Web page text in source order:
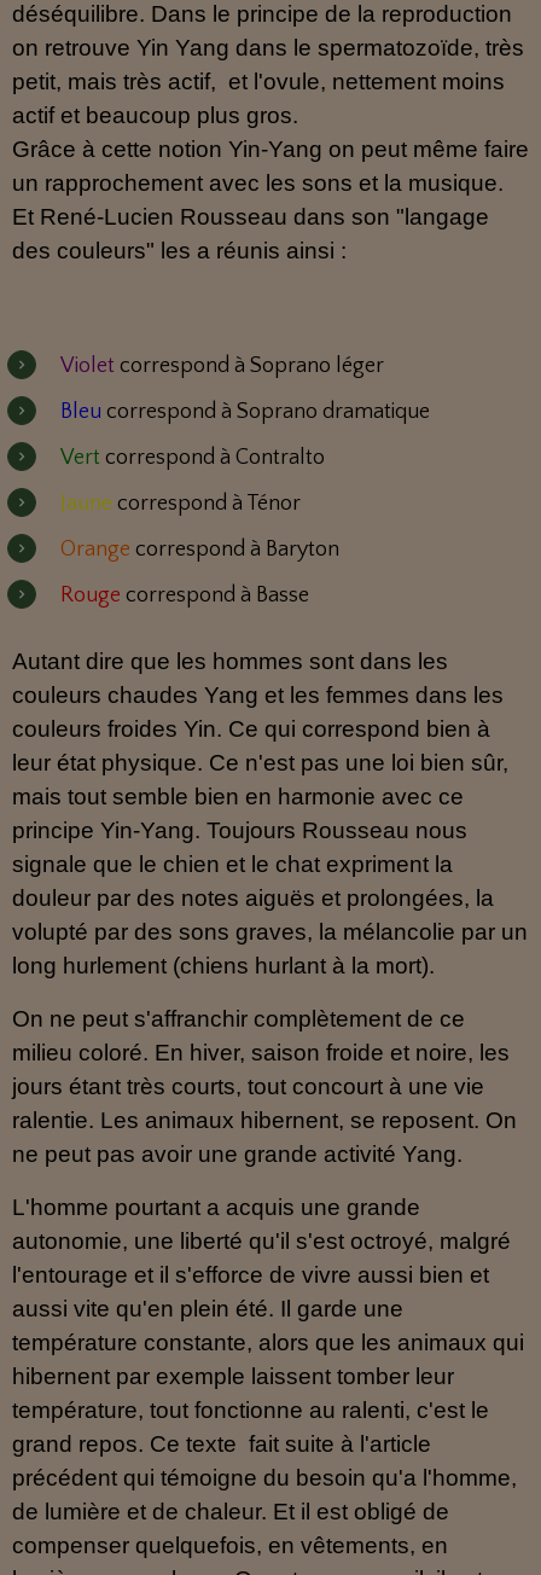
déséquilibre. Dans le principe de la reproduction
on retrouve Yin Yang dans le spermatozoïde, très
petit, mais très actif, et l'ovule, nettement moins
actif et beaucoup plus gros.
Grâce à cette notion Yin-Yang on peut même faire
un rapprochement avec les sons et la musique.
Et René-Lucien Rousseau dans son "langage
des couleurs" les a réunis ainsi :
Violet correspond à Soprano léger
Bleu correspond à Soprano dramatique
Vert correspond à Contralto
Jaune correspond à Ténor
Orange correspond à Baryton
Rouge correspond à Basse
Autant dire que les hommes sont dans les
couleurs chaudes Yang et les femmes dans les
couleurs froides Yin. Ce qui correspond bien à
leur état physique. Ce n'est pas une loi bien sûr,
mais tout semble bien en harmonie avec ce
principe Yin-Yang. Toujours Rousseau nous
signale que le chien et le chat expriment la
douleur par des notes aiguës et prolongées, la
volupté par des sons graves, la mélancolie par un
long hurlement (chiens hurlant à la mort).
On ne peut s'affranchir complètement de ce
milieu coloré. En hiver, saison froide et noire, les
jours étant très courts, tout concourt à une vie
ralentie. Les animaux hibernent, se reposent. On
ne peut pas avoir une grande activité Yang.
L'homme pourtant a acquis une grande
autonomie, une liberté qu'il s'est octroyé, malgré
l'entourage et il s'efforce de vivre aussi bien et
aussi vite qu'en plein été. Il garde une
température constante, alors que les animaux qui
hibernent par exemple laissent tomber leur
température, tout fonctionne au ralenti, c'est le
grand repos. Ce texte fait suite à l'article
précédent qui témoigne du besoin qu'a l'homme,
de lumière et de chaleur. Et il est obligé de
compenser quelquefois, en vêtements, en